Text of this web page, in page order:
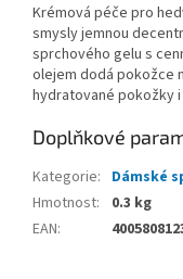
Krémová péče pro
smysly jemnou
sprchového gelu s
olejem dodá pokožce
hydratované pokožky
Doplňkové
Kategorie: Dámské
Hmotnost:
0.3 kg
EAN: